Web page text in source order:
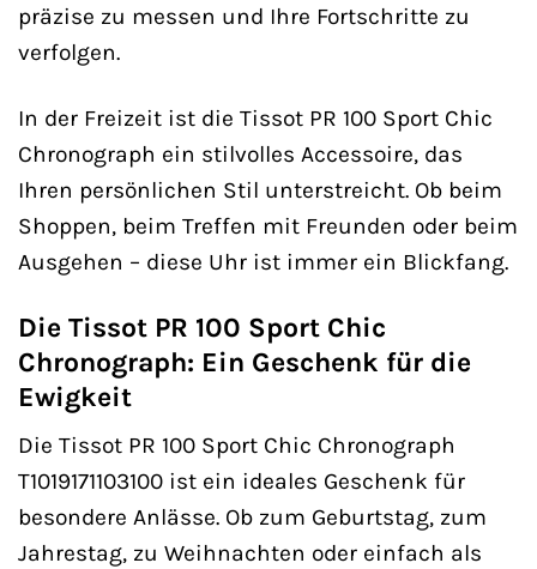
präzise zu messen und Ihre Fortschritte zu
verfolgen.
In der Freizeit ist die Tissot PR 100 Sport Chic
Chronograph ein stilvolles Accessoire, das
Ihren persönlichen Stil unterstreicht. Ob beim
Shoppen, beim Treffen mit Freunden oder beim
Ausgehen – diese Uhr ist immer ein Blickfang.
Die Tissot PR 100 Sport Chic
Chronograph: Ein Geschenk für die
Ewigkeit
Die Tissot PR 100 Sport Chic Chronograph
T1019171103100 ist ein ideales Geschenk für
besondere Anlässe. Ob zum Geburtstag, zum
Jahrestag, zu Weihnachten oder einfach als